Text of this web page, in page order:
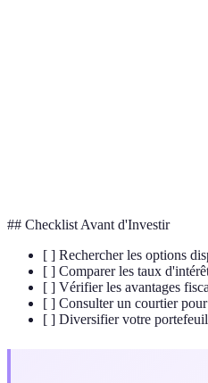
## Checklist Avant d'Investir
[ ] Rechercher les options
[ ] Comparer les taux
[ ] Vérifier les avantages
[ ] Consulter un courtier
[ ] Diversifier votre